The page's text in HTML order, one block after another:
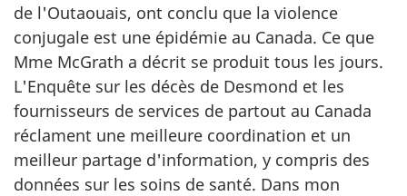
de l'Outaouais, ont conclu que la violence
conjugale est une épidémie au Canada. Ce que
Mme McGrath a décrit se produit tous les jours.
L'Enquête sur les décès de Desmond et les
fournisseurs de services de partout au Canada
réclament une meilleure coordination et un
meilleur partage d'information, y compris des
données sur les soins de santé. Dans mon